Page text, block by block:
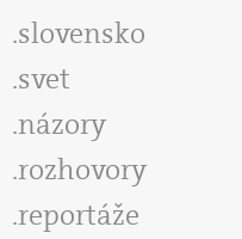
slovensko
svet
názory
rozhovory
reportáže